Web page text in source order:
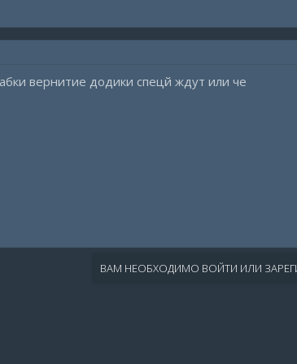
вернитие додики спецй ждут или че
ВАМ НЕОБХОДИМО ВОЙТИ ИЛИ